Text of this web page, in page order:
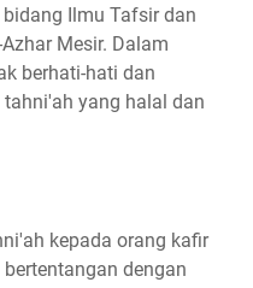
Ilmu Tafsir dan
Mesir. Dalam
berhati-hati dan
yang halal dan
kepada orang kafir
dengan